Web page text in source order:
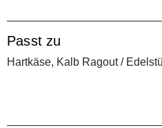
angenehm
konzentriert und hat
Passt zu
Hartkäse, Kalb Ragout /